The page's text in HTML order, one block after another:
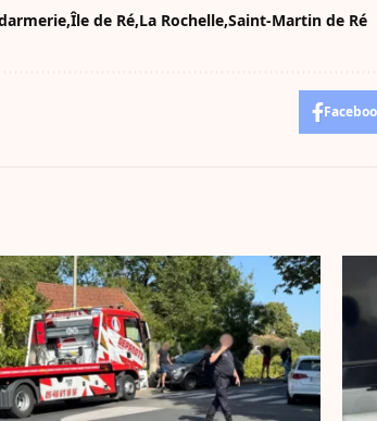
Île de Ré La Rochelle Saint-Martin de Ré